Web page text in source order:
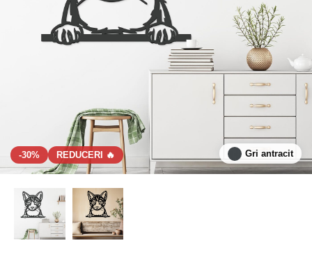
-30% REDUCERI 🔥 Gri antracit